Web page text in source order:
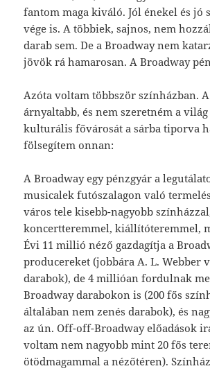
fantom maga kiváló. Jól énekel és jó
vége is. A többiek, sajnos, nem
darab sem. De a Broadway nem
jövök rá hamarosan. A Broadway
Azóta voltam többször színházban.
árnyaltabb, és nem szeretném a
kulturális fővárosát a sárba tiporva
fölsegítem onnan:
A Broadway egy pénzgyár a
musicalek futószalagon való
város tele kisebb-nagyobb
koncertteremmel, kiállítóteremmel,
Évi 11 millió néző gazdagítja a
producereket (jobbára A. L. Webber
darabok), de 4 millióan fordulnak
Broadway darabokon is (200 fős
általában nem zenés darabok), és
az ún. Off-off-Broadway előadások
voltam nem nagyobb mint 20 fős
ötödmagammal a nézőtéren).